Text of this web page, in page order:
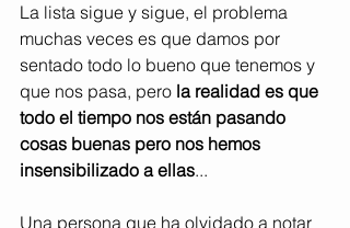
La lista sigue y sigue, el problema
muchas veces es que damos por
sentado todo lo bueno que tenemos y
que nos pasa, pero la realidad es que
todo el tiempo nos están pasando
cosas buenas pero nos hemos
insensibilizado a ellas...
Una persona que ha olvidado a notar